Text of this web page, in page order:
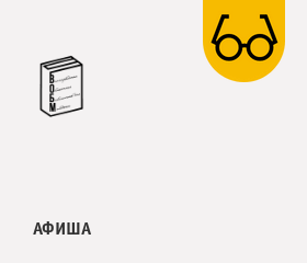
АФИША